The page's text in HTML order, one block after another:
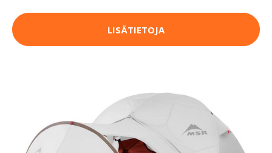
LISÄTIETOJA